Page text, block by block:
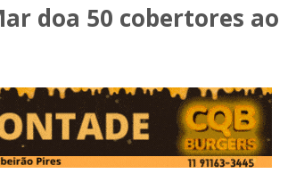
doa 50 cobertores ao